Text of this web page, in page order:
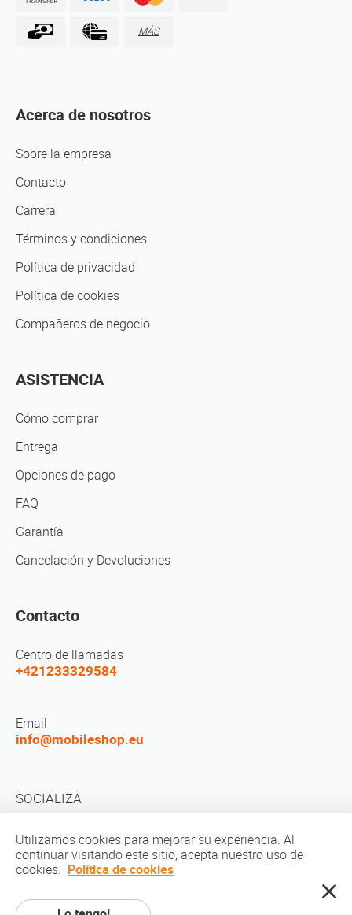
MÁS
Acerca de nosotros
Sobre la empresa
Contacto
Carrera
Términos y condiciones
Política de privacidad
Política de cookies
Compañeros de negocio
ASISTENCIA
Cómo comprar
Entrega
Opciones de pago
FAQ
Garantía
Cancelación y Devoluciones
Contacto
Centro de llamadas
+421233329584
Email
info@mobileshop.eu
SOCIALIZA
Derechos de autor © 2010-2026 MobileShop.eu. Todos los derechos
Utilizamos cookies para mejorar su experiencia. Al
continuar visitando este sitio, acepta nuestro uso de
cookies. Política de cookies